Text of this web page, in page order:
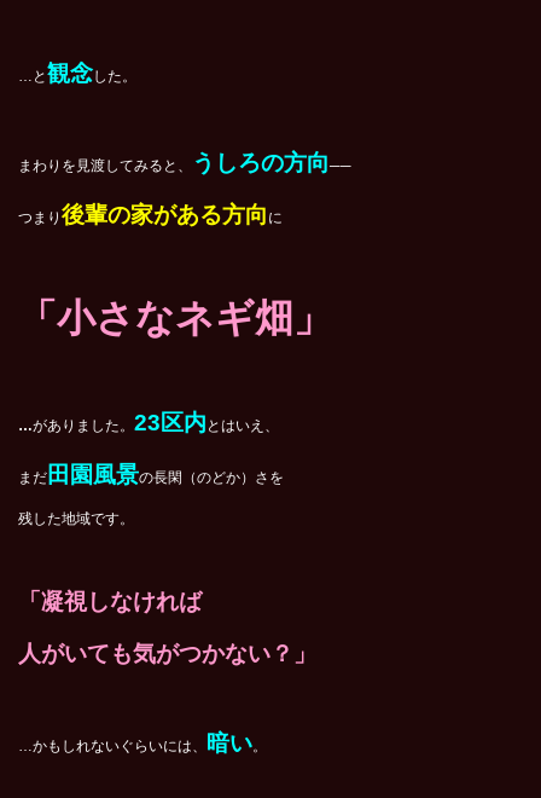
…と観念した。
まわりを見渡してみると、 うしろの方向──
つまり 後輩の家がある方向 に
「小さなネギ畑」
…がありました。 23区内 とはいえ、
まだ 田園風景の長閑（のどか）さを
残した地域です。
「凝視しなければ
人がいても気がつかない？」
…かもしれないぐらいには、 暗い。